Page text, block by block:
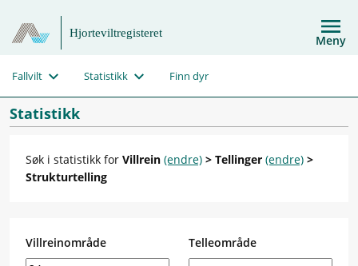
Hjorteviltregisteret Meny
Fallvilt Statistikk Finn dyr
Statistikk
Søk i statistikk for Villrein (endre) > Tellinger (endre) >
Strukturtelling
Villreinområde Telleområde